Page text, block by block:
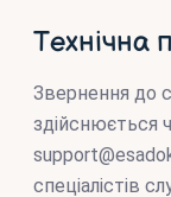
Технічна
Звернення до
здійснюється
спеціалістів